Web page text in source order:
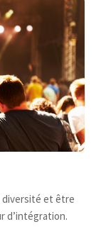
diversité et être
d’intégration.